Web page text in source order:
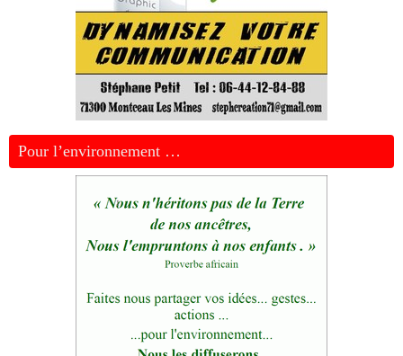
Pour l’environnement …